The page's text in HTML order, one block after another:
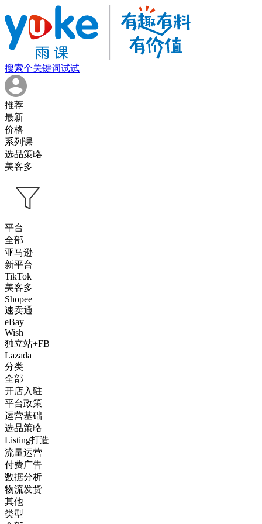
搜索个关键词试试
推荐
最新
价格
系列课
选品策略
美客多
平台
全部
亚马逊
新平台
TikTok
美客多
Shopee
速卖通
eBay
Wish
独立站+FB
Lazada
分类
全部
开店入驻
平台政策
运营基础
选品策略
Listing打造
流量运营
付费广告
数据分析
物流发货
其他
类型